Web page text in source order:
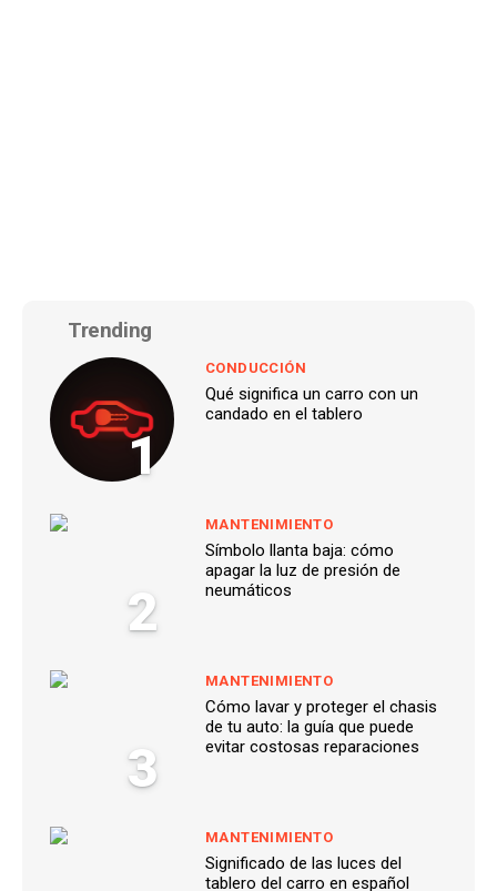
Trending
1
CONDUCCIÓN
Qué significa un carro con un
candado en el tablero
2
MANTENIMIENTO
Símbolo llanta baja: cómo
apagar la luz de presión de
neumáticos
3
MANTENIMIENTO
Cómo lavar y proteger el chasis
de tu auto: la guía que puede
evitar costosas reparaciones
MANTENIMIENTO
Significado de las luces del
tablero del carro en español